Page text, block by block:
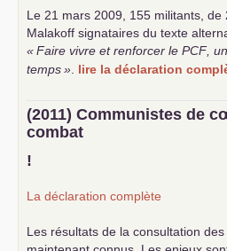
Le 21 mars 2009, 155 militants,
Malakoff signataires du texte
«Faire vivre et renforcer le PCF ,
temps» lire la déclaration
(2011) Communistes de
combat
!
La déclaration complète
Les résultats de la consultation